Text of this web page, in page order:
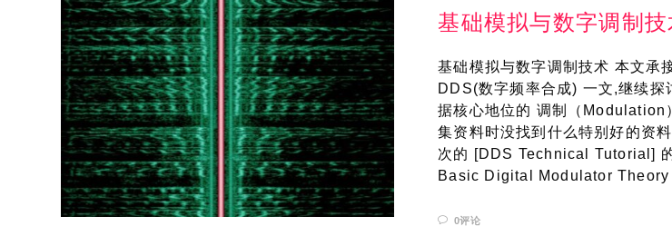
基础模拟与数字调制技
基础模拟与数字调制技术 本文承
DDS(数字频率合成) 一文,继续探
据核心地位的 调制（Modulation
集资料时没找到什么特别好的资
次的 [DDS Technical Tutorial]
Basic Digital Modulator
0评论